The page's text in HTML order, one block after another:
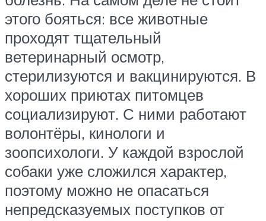
этого бояться: все животные
проходят тщательный
ветеринарный осмотр,
стерилизуются и вакцинируются. В
хороших приютах питомцев
социализируют. С ними работают
волонтёры, кинологи и
зоопсихологи. У каждой взрослой
собаки уже сложился характер,
поэтому можно не опасаться
непредсказуемых поступков от